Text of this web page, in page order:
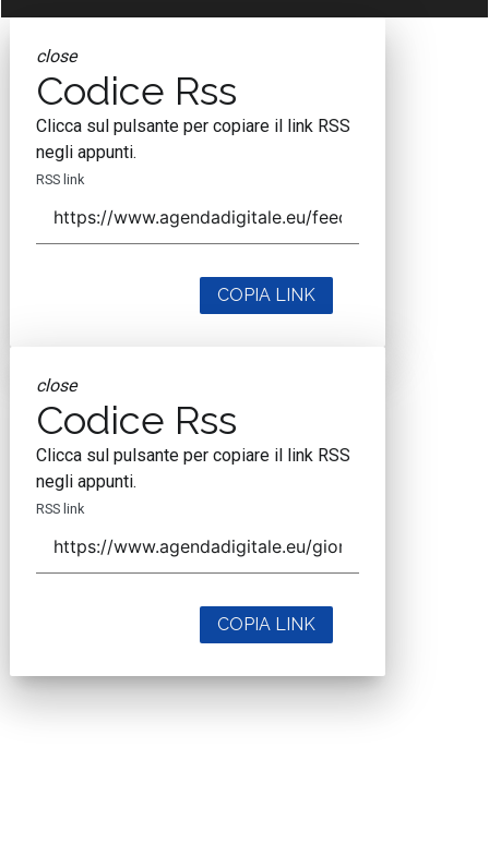
close
Codice Rss
Clicca sul pulsante per copiare il link RSS
negli appunti.
RSS link
COPIA LINK
close
Codice Rss
Clicca sul pulsante per copiare il link RSS
negli appunti.
RSS link
COPIA LINK